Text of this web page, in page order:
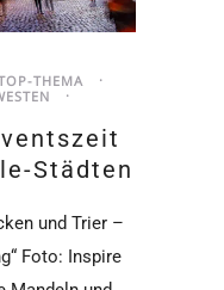
THEMA
Städten
und Trier –
Foto: Inspire